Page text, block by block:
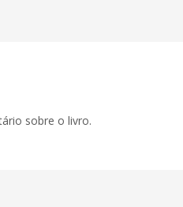
sobre o livro.